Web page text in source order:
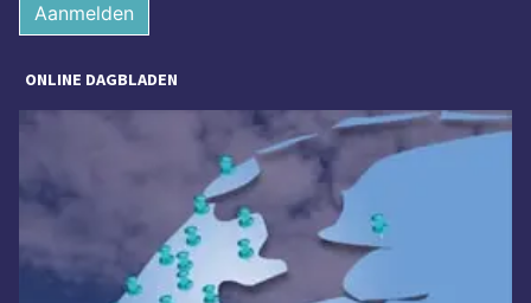
Aanmelden
ONLINE DAGBLADEN